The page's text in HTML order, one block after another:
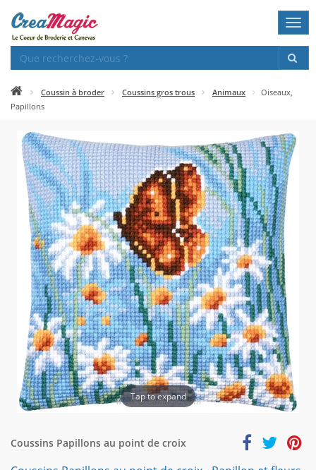
Coussin à broder Coussins gros trous Animaux
Oiseaux,
Papillons
Tap to expand
Coussins Papillons au point de croix